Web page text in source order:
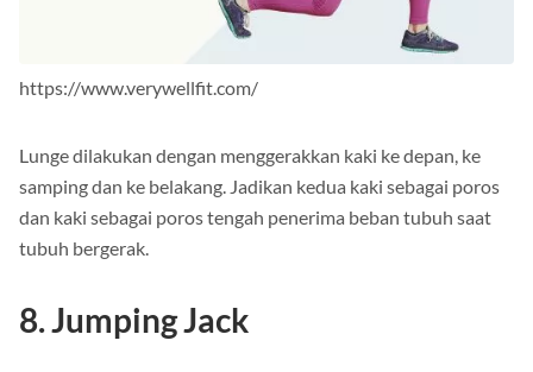
https://www.verywellfit.com/
Lunge dilakukan dengan menggerakkan kaki ke depan, ke
samping dan ke belakang. Jadikan kedua kaki sebagai poros
dan kaki sebagai poros tengah penerima beban tubuh saat
tubuh bergerak.
8. Jumping Jack